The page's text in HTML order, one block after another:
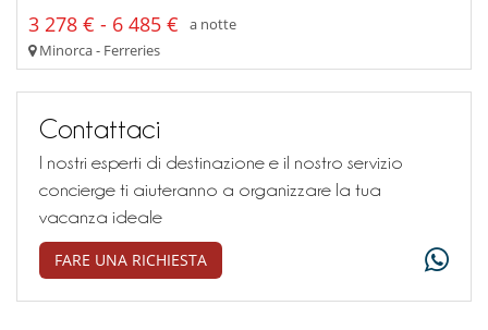
3 278 € - 6 485 €
a notte
Minorca - Ferreries
Contattaci
I nostri esperti di destinazione e il nostro servizio
concierge ti aiuteranno a organizzare la tua
vacanza ideale
FARE UNA RICHIESTA